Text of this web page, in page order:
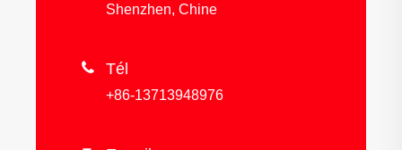
Shenzhen, Chine
 Tél
+86-13713948976